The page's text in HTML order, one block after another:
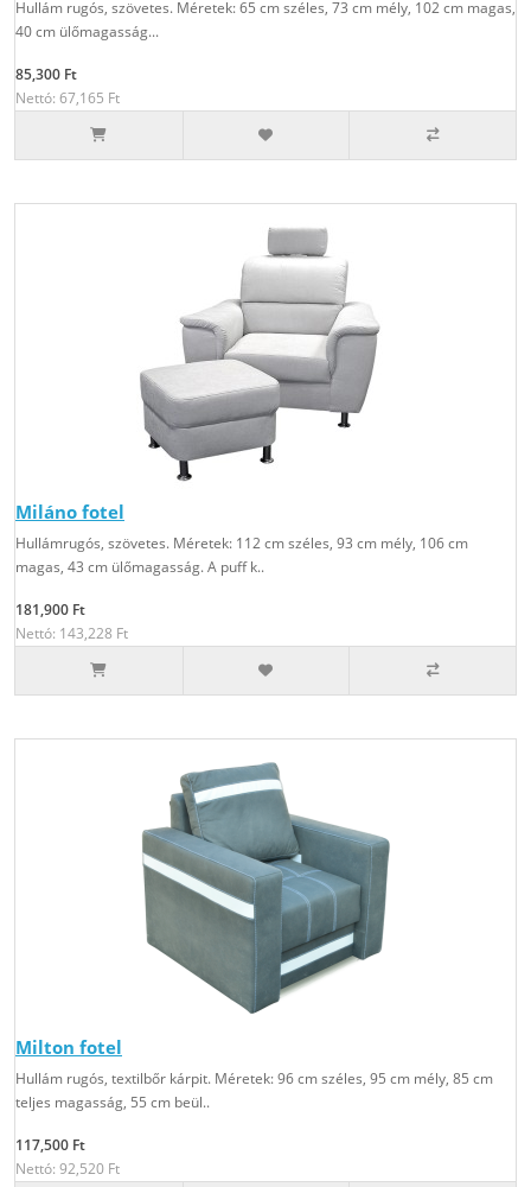
Hullám rugós, szövetes. Méretek: 65 cm széles, 73 cm mély, 102 cm magas,
40 cm ülőmagasság...
85,300 Ft
Nettó: 67,165 Ft
Miláno fotel
Hullámrugós, szövetes. Méretek: 112 cm széles, 93 cm mély, 106 cm
magas, 43 cm ülőmagasság. A puff k..
181,900 Ft
Nettó: 143,228 Ft
Milton fotel
Hullám rugós, textilbőr kárpit. Méretek: 96 cm széles, 95 cm mély, 85 cm
teljes magasság, 55 cm beül..
117,500 Ft
Nettó: 92,520 Ft